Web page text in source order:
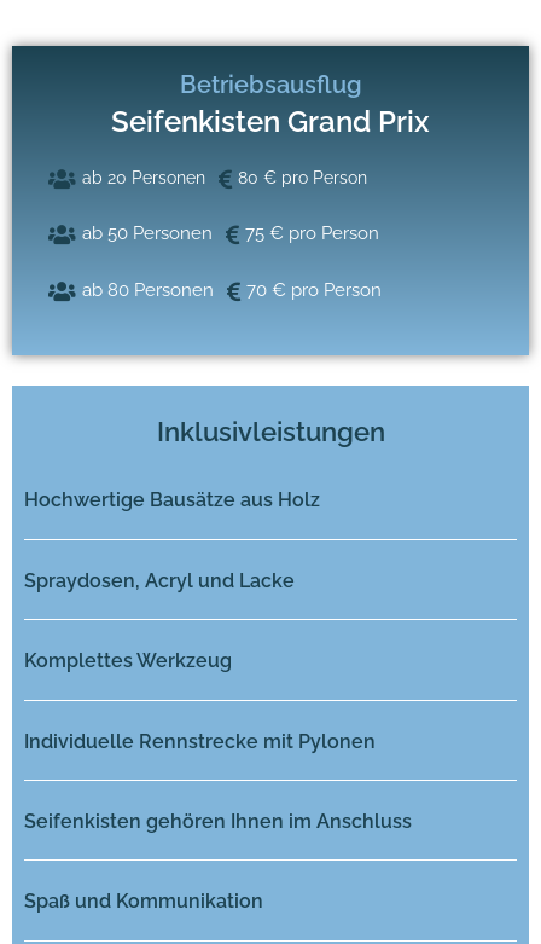
Betriebsausflug
Seifenkisten Grand Prix
ab 20 Personen 80 € pro Person
ab 50 Personen 75 € pro Person
ab 80 Personen 70 € pro Person
Inklusivleistungen
Hochwertige Bausätze aus Holz
Spraydosen, Acryl und Lacke
Komplettes Werkzeug
Individuelle Rennstrecke mit Pylonen
Seifenkisten gehören Ihnen im Anschluss
Spaß und Kommunikation